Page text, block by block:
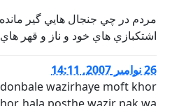
مردم در چي جنجال هايي گير
اشتكبازي هاي خود و ناز و قهر
26 نوامبر 2007, 14:11
wazirhaye moft khor